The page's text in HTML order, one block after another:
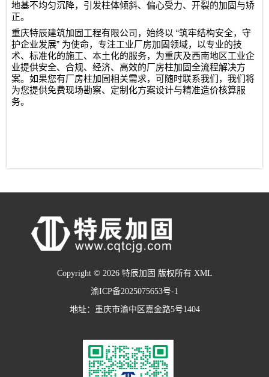
地基不均匀沉降，引发柱体倾斜、偏心受力、开裂的加固与矫
正。
重庆特辰建筑加固工程有限公司 ，始终以 “筑牢结构安全，守
护企业发展” 为使命，专注工业厂房加固领域，以专业的技
术、标准化的施工、本土化的服务，为重庆及西南地区工业企
业提供安全、合规、经济、高效的厂房柱加固全流程解决方
案。如果您有厂房柱加固相关需求，可随时联系我们，我们将
为您提供免费现场勘察、定制化方案设计与精准造价核算服
务。
Copyright © 2026 特辰加固 版权所有 XML
渝ICP备2025075653号-1
地址：重庆市渝中区嘉金路5号1404